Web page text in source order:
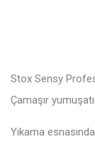
Stox Sensy
Çamaşır
Yıkama